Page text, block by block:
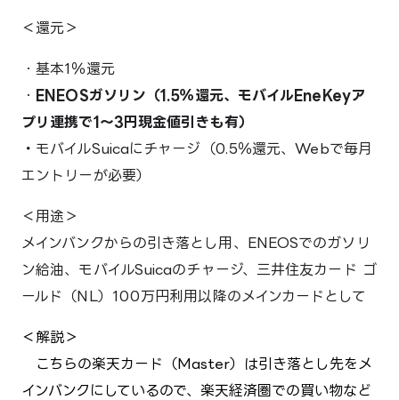
＜還元＞
・基本1％還元
・ ENEOSガソリン（1.5％還元、モバイルEneKeyア
プリ連携で1～3円現金値引きも有）
・ モバイルSuicaにチャージ（0.5％還元、Webで毎月
エントリーが必要）
メインバンクからの引き落とし用、 ENEOSでのガソリ
ン給油、モバイルSuicaのチャージ、
三井住友カード ゴ
ールド（NL） 100万円利用以降のメインカードとして
＜解説＞
こちらの楽天カード（Master）は引き落とし先をメ
インバンクにしているので、楽天経済圏での買い物など